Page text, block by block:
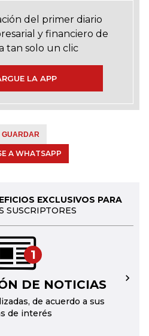
del primer diario
y financiero de
tan solo un clic
LA APP
GUARDAR
A WHATSAPP
EXCLUSIVOS PARA
SUSCRIPTORES
1
DE NOTICIAS
de acuerdo a sus
de interés
→